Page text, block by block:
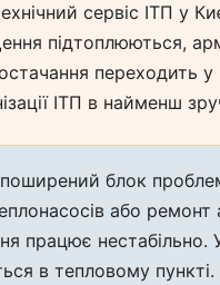
сервіс ІТП у
підтоплюються,
переходить
ІТП в найменш
блок проблем
або ремонт
працює нестабільно.
в тепловому пункті.